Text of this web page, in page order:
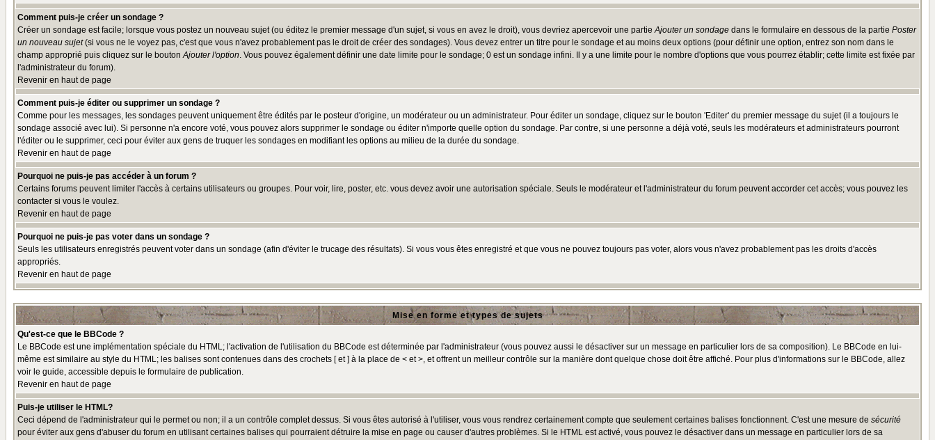
Comment puis-je créer un sondage ?
Créer un sondage est facile; lorsque vous postez un nouveau sujet (ou éditez le premier message d'un sujet, si vous en avez le droit), vous devriez apercevoir une partieAjouter un sondage dans le formulaire en dessous de la partie Poster
un nouveau sujet(si vous ne le voyez pas, c'est que vous n'avez probablement pas le droit de créer des sondages). Vous devez entrer un titre pour le sondage et au moins deux options (pour définir une option, entrez son nom dans le
champ approprié puis cliquez sur le boutonAjouter l'option. Vous pouvez également définir une date limite pour le sondage; 0 est un sondage infini. Il y a une limite pour le nombre d'options que vous pourrez établir; cette limite est fixée par
l'administrateur du forum).
Revenir en haut de page
Comment puis-je éditer ou supprimer un sondage ?
Comme pour les messages, les sondages peuvent uniquement être édités par le posteur d'origine, un modérateur ou un administrateur. Pour éditer un sondage, cliquez sur le bouton 'Editer' du premier message du sujet (il a toujours le
sondage associé avec lui). Si personne n'a encore voté, vous pouvez alors supprimer le sondage ou éditer n'importe quelle option du sondage. Par contre, si une personne a déjà voté, seuls les modérateurs et administrateurs pourront
l'éditer ou le supprimer, ceci pour éviter aux gens de truquer les sondages en modifiant les options au milieu de la durée du sondage.
Revenir en haut de page
Pourquoi ne puis-je pas accéder à un forum ?
Certains forums peuvent limiter l'accès à certains utilisateurs ou groupes. Pour voir, lire, poster, etc. vous devez avoir une autorisation spéciale. Seuls le modérateur et l'administrateur du forum peuvent accorder cet accès; vous pouvez les
contacter si vous le voulez.
Revenir en haut de page
Pourquoi ne puis-je pas voter dans un sondage ?
Seuls les utilisateurs enregistrés peuvent voter dans un sondage (afin d'éviter le trucage des résultats). Si vous vous êtes enregistré et que vous ne pouvez toujours pas voter, alors vous n'avez probablement pas les droits d'accès
appropriés.
Revenir en haut de page
Mise en forme et types de sujets
Qu'est-ce que le BBCode ?
Le BBCode est une implémentation spéciale du HTML; l'activation de l'utilisation du BBCode est déterminée par l'administrateur (vous pouvez aussi le désactiver sur un message en particulier lors de sa composition). Le BBCode en lui-
même est similaire au style du HTML; les balises sont contenues dans des crochets [ et ] à la place de < et >, et offrent un meilleur contrôle sur la manière dont quelque chose doit être affiché. Pour plus d'informations sur le BBCode, allez
voir le guide, accessible depuis le formulaire de publication.
Revenir en haut de page
Puis-je utiliser le HTML?
Ceci dépend de l'administrateur qui le permet ou non; il a un contrôle complet dessus. Si vous êtes autorisé à l'utiliser, vous vous rendrez certainement compte que seulement certaines balises fonctionnent. C'est une mesure de sécurité
pour éviter aux gens d'abuser du forum en utilisant certaines balises qui pourraient détruire la mise en page ou causer d'autres problèmes. Si le HTML est activé, vous pouvez le désactiver dans un message en particulier lors de sa